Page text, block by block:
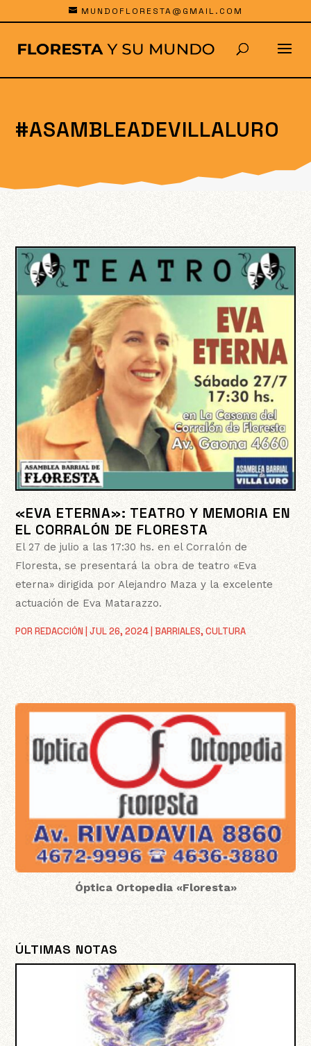
MUNDOFLORESTA@GMAIL.COM
#ASAMBLEADEVILLALURO
«EVA ETERNA»: TEATRO Y MEMORIA EN
EL CORRALÓN DE FLORESTA
PORREDACCIÓN |JUL 26, 2024 |BARRIALES,CULTURA
El 27 de julio a las 17:30 hs. en el Corralón de
Floresta, se presentará la obra de teatro «Eva
eterna» dirigida por Alejandro Maza y la excelente
actuación de Eva Matarazzo.
Óptica Ortopedia «Floresta»
ÚLTIMAS NOTAS